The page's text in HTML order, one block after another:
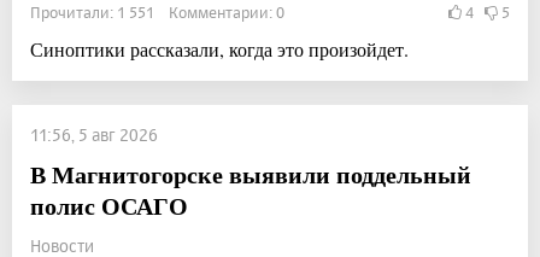
Прочитали: 1 551 Комментарии: 0 4 5
Синоптики рассказали, когда это произойдет.
11:56, 5 авг 2026
В Магнитогорске выявили поддельный
полис ОСАГО
Новости